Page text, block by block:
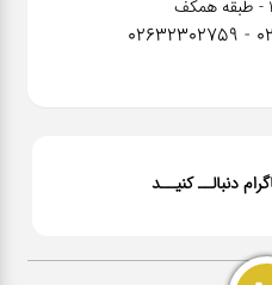
دنبالــ کنیــد